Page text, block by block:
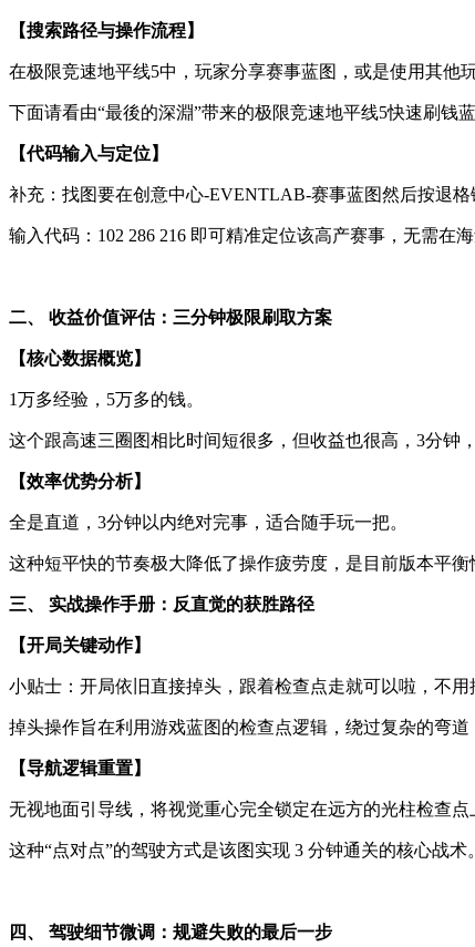
【搜索路径与操作流程】
在极限竞速地平线5中，玩家分享赛事蓝图，或是使用其他
下面请看由“最後的深淵”带来的极限竞速地平线5快速刷钱
【代码输入与定位】
补充：找图要在创意中心-EVENTLAB-赛事蓝图然后按退
输入代码：102 286 216 即可精准定位该高产赛事，无需在
二、 收益价值评估：三分钟极限刷取方案
【核心数据概览】
1万多经验，5万多的钱。
这个跟高速三圈图相比时间短很多，但收益也很高，3分钟
【效率优势分析】
全是直道，3分钟以内绝对完事，适合随手玩一把。
这种短平快的节奏极大降低了操作疲劳度，是目前版本平衡
三、 实战操作手册：反直觉的获胜路径
【开局关键动作】
小贴士：开局依旧直接掉头，跟着检查点走就可以啦，不用
掉头操作旨在利用游戏蓝图的检查点逻辑，绕过复杂的弯道
【导航逻辑重置】
无视地面引导线，将视觉重心完全锁定在远方的光柱检查点
这种“点对点”的驾驶方式是该图实现 3 分钟通关的核心战术。
四、 驾驶细节微调：规避失败的最后一步